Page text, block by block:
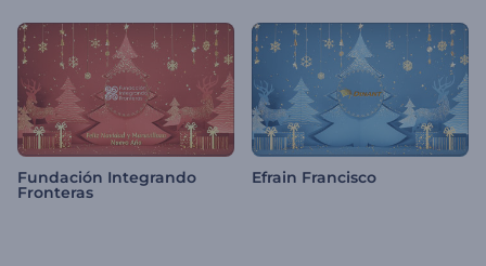
Fundación Integrando
Fronteras
Efrain Francisco